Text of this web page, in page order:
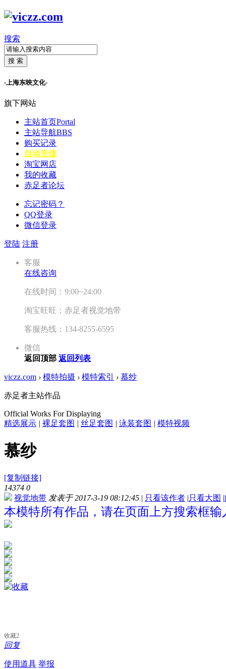
搜索
搜 索
-上海东映文化-
旗下网站
主站首页Portal
主站导航BBS
购买记录
自动充值
淘宝网店
我的收藏
赤足者论坛
忘记密码？
QQ登录
微信登录
登陆 注册
客服
在线咨询
在线时间：9:00~24:00
淘宝旺旺：赤足者视觉地带
客服热线：134-8255-6595
微信
返回顶部 返回列表
viczz.com › 模特拍摄 › 模特索引 › 慕纱
赤足者主站作品
Official Works For Displaying
精选展示 | 裸足套图 | 丝足套图 | 泳装套图 | 模特视频
慕纱
[复制链接]
14374 0
视觉地带 发表于 2017-3-19 08:12:45 | 只看该作者 |只看大图 |
本模特所有作品，请在页面上方搜索框输
收藏2
回复
使用道具 举报